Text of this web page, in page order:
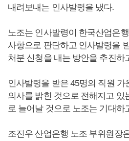
내려보내는 인사발령을 냈다.
노조는 인사발령이 한국산업은
사항으로 판단하고 인사발령을
처분 신청을 내는 방안을 추진하
인사발령을 받은 45명의 직원 가
의사를 밝힌 것으로 전해지고 있
로 늘어날 것으로 노조는 기대하
조진우 산업은행 노조 부위원장